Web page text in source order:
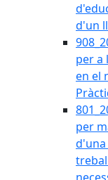
d'un
per a
en el
per